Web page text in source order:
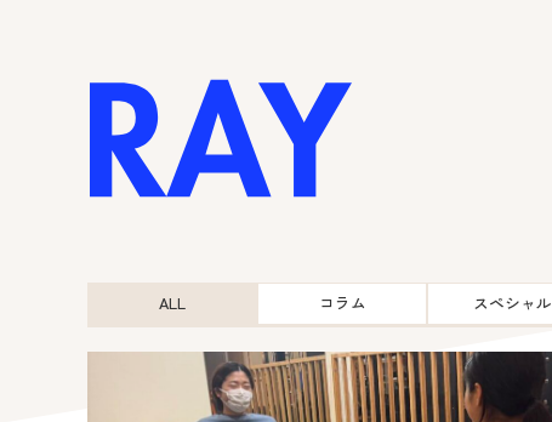
お悩み別メニュー
肩こり・腰痛・膝痛
ALL コラム スペシャル